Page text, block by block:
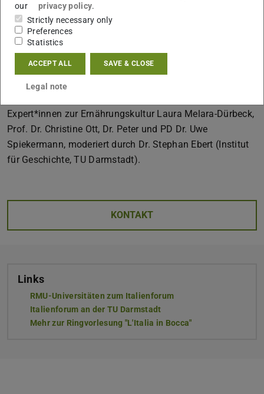
reichten dabei u. a. von Authentizität, sozialer Identität
und Patriotismus (und Faschismus) über vormoderne
Diätetik, der „cucina povera“ als gesunde und Italien
einende Küche, Komik und Ironie in italienischer Literatur
bis hin zur Industrialisierung und Zertifizierungspolitik
italienischer Produkte. Den Abschluss der Vortragsreihe
Expert*innen zur Ernährungskultur Laura Melara-Dürbeck,
Prof. Dr. Christine Ott, Dr. Peter und PD Dr. Uwe
Spiekermann, moderiert durch Dr. Stephan Ebert (Institut
für Geschichte, TU Darmstadt).
KONTAKT
Links
RMU-Universitäten zum Italienforum
Italienforum an der TU Darmstadt
Mehr zur Ringvorlesung "L'Italia in Bocca"
our
privacy policy.
Strictly necessary only
Preferences
Statistics
ACCEPT ALL SAVE & CLOSE
Legal note